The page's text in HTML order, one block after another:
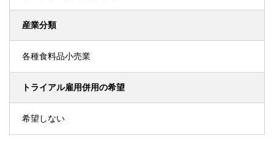
産業分類
各種食料品小売業
トライアル雇用併用の希望
希望しない